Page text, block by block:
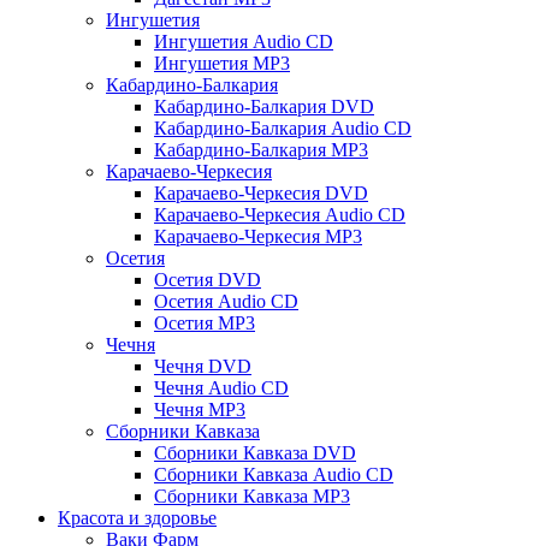
Ингушетия
Ингушетия Audio CD
Ингушетия MP3
Кабардино-Балкария
Кабардино-Балкария DVD
Кабардино-Балкария Audio CD
Кабардино-Балкария MP3
Карачаево-Черкесия
Карачаево-Черкесия DVD
Карачаево-Черкесия Audio CD
Карачаево-Черкесия MP3
Осетия
Осетия DVD
Осетия Audio CD
Осетия MP3
Чечня
Чечня DVD
Чечня Audio CD
Чечня MP3
Сборники Кавказа
Сборники Кавказа DVD
Сборники Кавказа Audio CD
Сборники Кавказа MP3
Красота и здоровье
Ваки Фарм